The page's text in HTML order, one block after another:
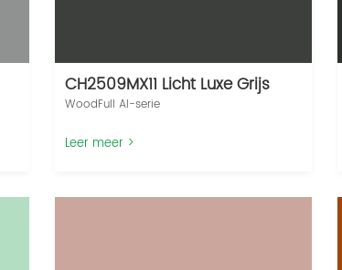
CH2509MX11 Licht Luxe Grijs
WoodFull AI-serie‌
Leer meer >